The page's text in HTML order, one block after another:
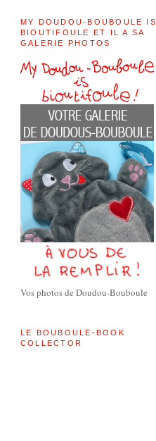
MY DOUDOU-BOUBOULE IS
BIOUTIFOULE ET IL A SA
GALERIE PHOTOS
Vos photos de Doudou-Bouboule
LE BOUBOULE-BOOK
COLLECTOR